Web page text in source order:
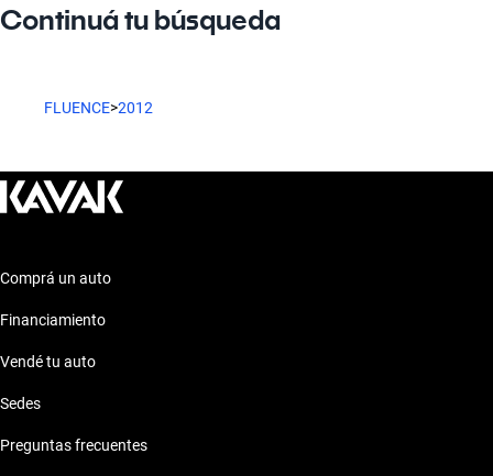
Continuá tu búsqueda
FLUENCE>2012
Comprá un auto
Financiamiento
Vendé tu auto
Sedes
Preguntas frecuentes